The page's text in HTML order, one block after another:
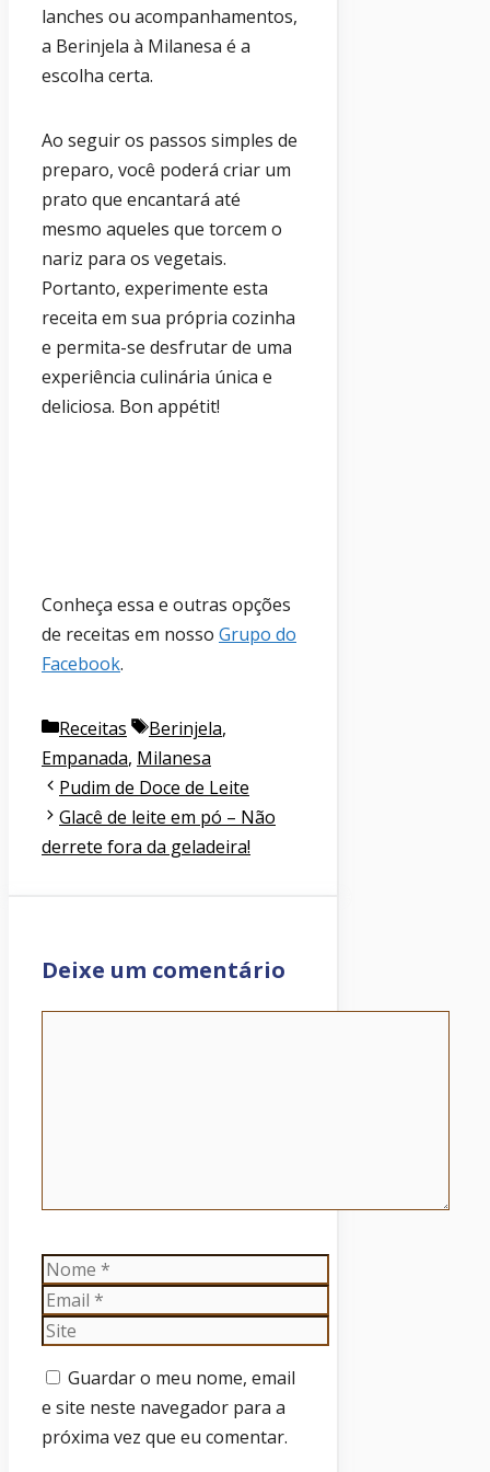
lanches ou acompanhamentos,
a Berinjela à Milanesa é a
escolha certa.
Ao seguir os passos simples de
preparo, você poderá criar um
prato que encantará até
mesmo aqueles que torcem o
nariz para os vegetais.
Portanto, experimente esta
receita em sua própria cozinha
e permita-se desfrutar de uma
experiência culinária única e
deliciosa. Bon appétit!
Conheça essa e outras opções
de receitas em nosso Grupo do
Facebook.
Categorias
Receitas Etiquetas
Berinjela,
Empanada, Milanesa
Pudim de Doce de Leite
Glacê de leite em pó – Não
derrete fora da geladeira!
Deixe um comentário
Nome
Email
Site
Guardar o meu nome, email
e site neste navegador para a
próxima vez que eu comentar.